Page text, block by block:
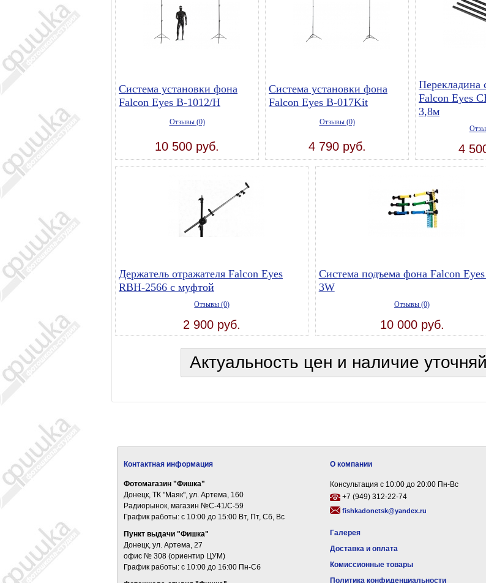
Система установки фона
Falcon Eyes В-1012/H
Отзывы (0)
10 500 руб.
Система установки фона
Falcon Eyes B-017Kit
Отзывы (0)
4 790 руб.
Перекладина
Falcon Eyes
3,8м
4
Держатель отражателя Falcon Eyes
RBH-2566 с муфтой
Отзывы (0)
2 900 руб.
Система подъема фона Falcon
3W
Отзывы (0)
10 000 руб.
Актуальность цен и наличие
Контактная информация
Фотомагазин "Фишка"
Донецк, ТК "Маяк", ул. Артема, 160
Радиорынок, магазин №С-41/С-59
График работы: c 10:00 до 15:00 Вт, Пт, Сб, Вс
Пункт выдачи "Фишка"
Донецк, ул. Артема, 27
офис № 308 (ориентир ЦУМ)
График работы: c 10:00 до 16:00 Пн-Сб
О компании
Консультация с 10:00 до 20:00 Пн-Вс
+7 (949) 312-22-74
fishkadonetsk@yandex.ru
Галерея
Доставка и оплата
Комиссионные товары
Политика конфиденциальности